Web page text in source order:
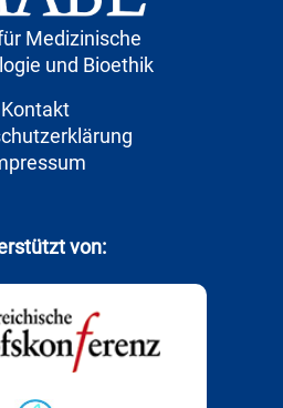
Medizinische
und Bioethik
Kontakt
von: